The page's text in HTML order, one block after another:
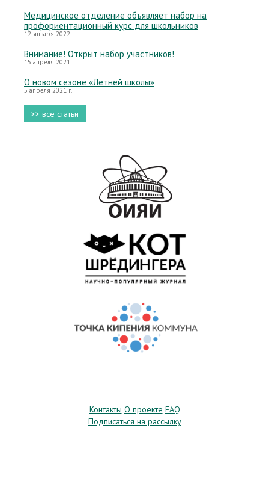
Медицинское отделение объявляет набор на
профориентационный курс для школьников
12 января 2022 г.
Внимание! Открыт набор участников!
15 апреля 2021 г.
О новом сезоне «Летней школы»
5 апреля 2021 г.
>> все статьи
Контакты О проекте FAQ
Подписаться на рассылку